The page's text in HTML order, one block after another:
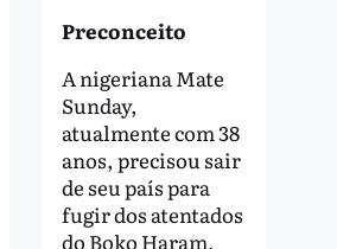
Preconceito
A nigeriana Mate
Sunday,
atualmente com 38
anos, precisou sair
de seu país para
fugir dos atentados
do Boko Haram,